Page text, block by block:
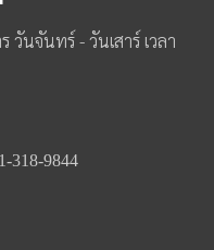
วันจันทร์ - วันเสาร์ เวลา
318-9844